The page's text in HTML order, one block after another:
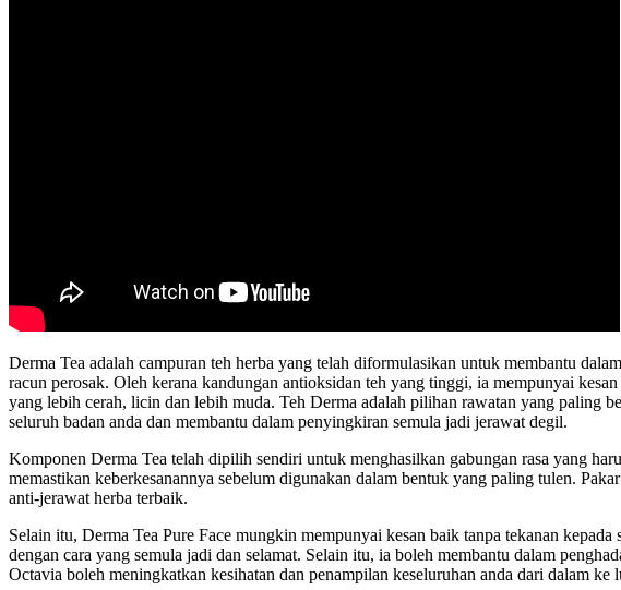
Derma Tea adalah campuran teh herba yang telah diformulasikan untuk membantu
racun perosak. Oleh kerana kandungan antioksidan teh yang tinggi, ia mempunyai
yang lebih cerah, licin dan lebih muda. Teh Derma adalah pilihan rawatan yang paling
seluruh badan anda dan membantu dalam penyingkiran semula jadi jerawat degil.
Komponen Derma Tea telah dipilih sendiri untuk menghasilkan gabungan rasa yang
memastikan keberkesanannya sebelum digunakan dalam bentuk yang paling tulen.
anti-jerawat herba terbaik.
Selain itu, Derma Tea Pure Face mungkin mempunyai kesan baik tanpa tekanan
dengan cara yang semula jadi dan selamat. Selain itu, ia boleh membantu dalam
Octavia boleh meningkatkan kesihatan dan penampilan keseluruhan anda dari dalam ke